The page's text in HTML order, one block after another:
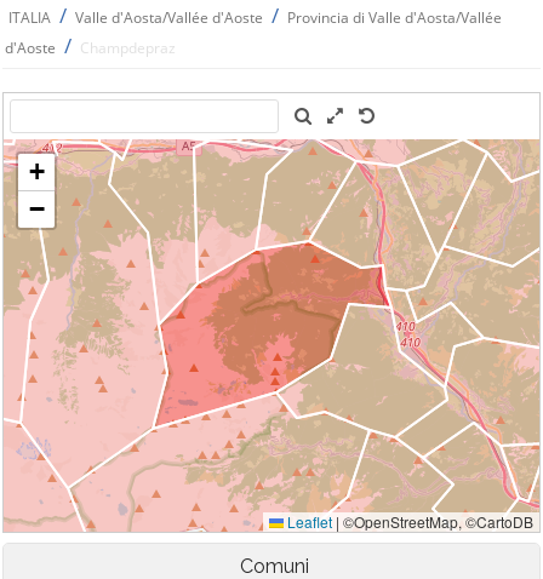
ITALIA / Valle d'Aosta/Vallée d'Aoste / Provincia di Valle d'Aosta/Vallée
d'Aoste / Champdepraz
Comuni